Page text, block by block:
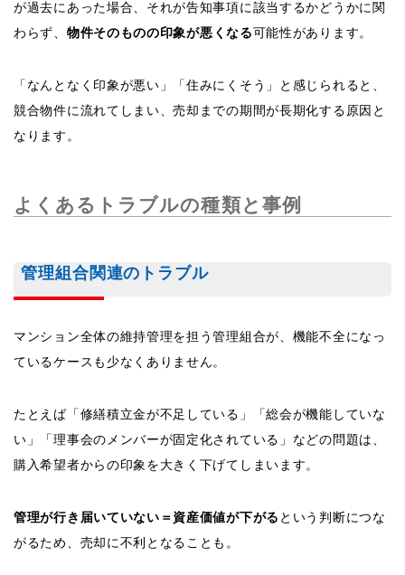
が過去にあった場合、それが告知事項に該当するかどうかに関
わらず、 物件そのものの印象が悪くなる可能性があります。
「なんとなく印象が悪い」「住みにくそう」と感じられると、
競合物件に流れてしまい、売却までの期間が長期化する原因と
なります。
よくあるトラブルの種類と事例
管理組合関連のトラブル
マンション全体の維持管理を担う管理組合が、機能不全になっ
ているケースも少なくありません。
たとえば「修繕積立金が不足している」「総会が機能していな
い」「理事会のメンバーが固定化されている」などの問題は、
購入希望者からの印象を大きく下げてしまいます。
管理が行き届いていない＝資産価値が下がる という判断につな
がるため、売却に不利となることも。